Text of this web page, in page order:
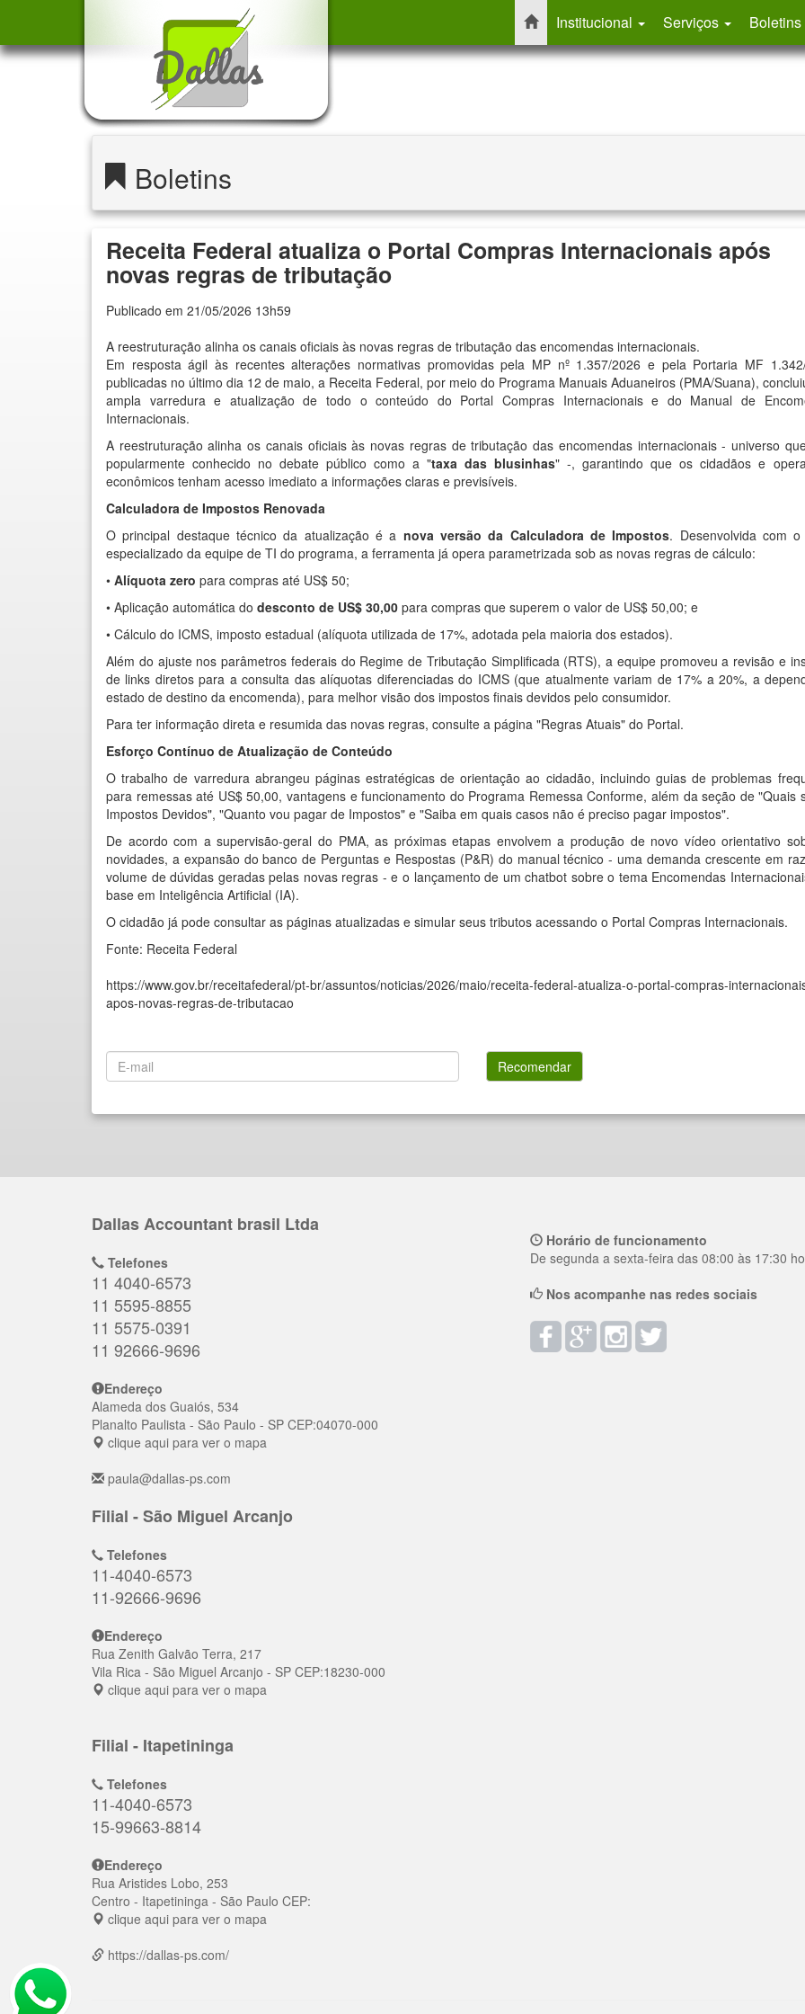
Institucional Serviços Boletins
Boletins
Receita Federal atualiza o Portal Compras Internacionais após
novas regras de tributação
Publicado em 21/05/2026 13h59
A reestruturação alinha os canais oficiais às novas regras de tributação das encomendas internacionais.
Em resposta ágil às recentes alterações normativas promovidas pela MP nº 1.357/2026 e pela Portaria MF
publicadas no último dia 12 de maio, a Receita Federal, por meio do Programa Manuais Aduaneiros (PMA/Suana),
ampla varredura e atualização de todo o conteúdo do Portal Compras Internacionaise do Manual de
Internacionais.
A reestruturação alinha os canais oficiais às novas regras de tributação das encomendas internacionais - universo
popularmente conhecido no debate público como a "taxa das blusinhas" -, garantindo que os cidadãos e
econômicos tenham acesso imediato a informações claras e previsíveis.
Calculadora de Impostos Renovada
O principal destaque técnico da atualização é a nova versão da Calculadora de Impostos. Desenvolvida com o
especializado da equipe de TI do programa, a ferramenta já opera parametrizada sob as novas regras de cálculo:
• Alíquota zero para compras até US$ 50;
• Aplicação automática do desconto de US$ 30,00 para compras que superem o valor de US$ 50,00; e
• Cálculo do ICMS, imposto estadual (alíquota utilizada de 17%, adotada pela maioria dos estados).
Além do ajuste nos parâmetros federais do Regime de Tributação Simplificada (RTS), a equipe promoveu a revisão e
de links diretos para a consulta das alíquotas diferenciadas do ICMS (que atualmente variam de 17% a 20%, a
estado de destino da encomenda), para melhor visão dos impostos finais devidos pelo consumidor.
Para ter informação direta e resumida das novas regras, consulte a página "Regras Atuais" do Portal.
Esforço Contínuo de Atualização de Conteúdo
O trabalho de varredura abrangeu páginas estratégicas de orientação ao cidadão, incluindo guias deproblemas
para remessas até US$ 50,00, vantagensefuncionamento do Programa Remessa Conforme, além da seção de "Quais
Impostos Devidos", "Quanto vou pagar de Impostos" e "Saiba em quais casos não é preciso pagar impostos".
De acordo com a supervisão-geral do PMA, as próximas etapas envolvem a produção de novo vídeo orientativo
novidades, a expansão do banco de Perguntas e Respostas (P&R) do manual técnico - uma demanda crescente em
volume de dúvidas geradas pelas novas regras - e o lançamento de um chatbot sobre o tema Encomendas
base em Inteligência Artificial (IA).
O cidadão já pode consultar as páginas atualizadas e simular seus tributos acessando o Portal Compras Internacionais.
Fonte: Receita Federal
https://www.gov.br/receitafederal/pt-br/assuntos/noticias/2026/maio/receita-federal-atualiza-o-portal-compras-
apos-novas-regras-de-tributacao
Dallas Accountant brasil Ltda
Telefones
11 4040-6573
11 5595-8855
11 5575-0391
11 92666-9696
Endereço
Alameda dos Guaiós, 534
Planalto Paulista - São Paulo - SP CEP:04070-000
clique aqui para ver o mapa
paula@dallas-ps.com
Filial - São Miguel Arcanjo
Telefones
11-4040-6573
11-92666-9696
Endereço
Rua Zenith Galvão Terra, 217
Vila Rica - São Miguel Arcanjo - SP CEP:18230-000
clique aqui para ver o mapa
Filial - Itapetininga
Telefones
11-4040-6573
15-99663-8814
Endereço
Rua Aristides Lobo, 253
Centro - Itapetininga - São Paulo CEP:
clique aqui para ver o mapa
https://dallas-ps.com/
Horário de funcionamento
De segunda a sexta-feira das 08:00 às 17:30
Nos acompanhe nas redes sociais